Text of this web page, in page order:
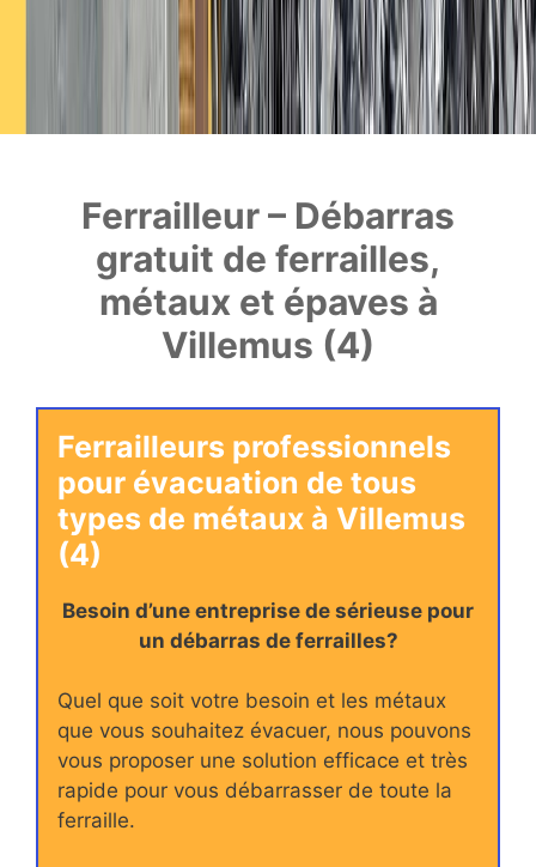
Ferrailleur – Débarras
gratuit de ferrailles,
métaux et épaves à
Villemus (4)
Ferrailleurs professionnels
pour évacuation de tous
types de métaux à Villemus
(4)
Besoin d’une entreprise de sérieuse pour
un débarras de ferrailles?
Quel que soit votre besoin et les métaux
que vous souhaitez évacuer, nous pouvons
vous proposer une solution efficace et très
rapide pour vous débarrasser de toute la
ferraille.